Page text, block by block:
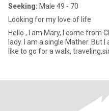
Seeking: Male 49 - 70
Looking for my love of life
Hello , I am Mary, I come from
lady. I am a single Mather. But I
like to go for a walk,